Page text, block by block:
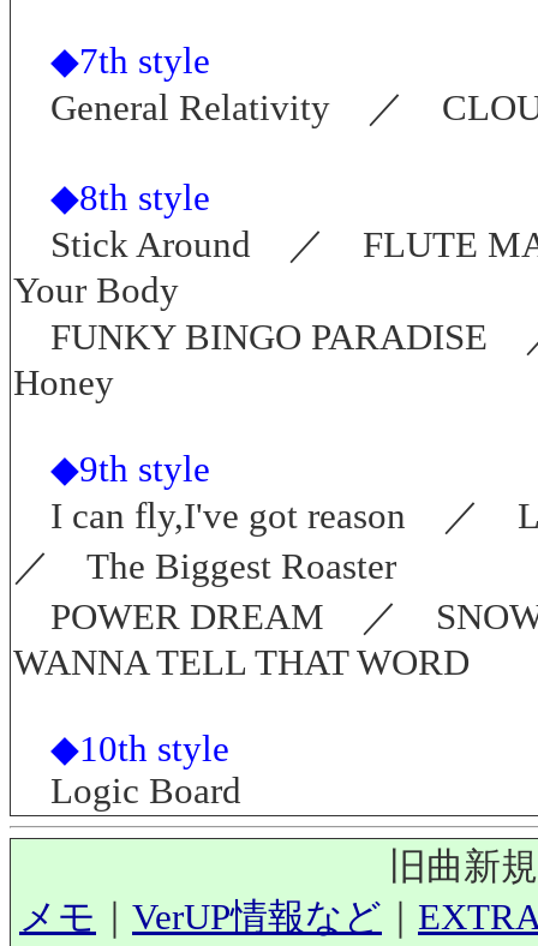
◆7th style
General Relativity ／
◆8th style
Stick Around ／ FLUTE
Your Body
FUNKY BINGO
Honey
◆9th style
I can fly,I've got reason ／
／ The Biggest Roaster
POWER DREAM ／
WANNA TELL THAT WORD
◆10th style
Logic Board
旧曲新
メモ
VerUP情報など